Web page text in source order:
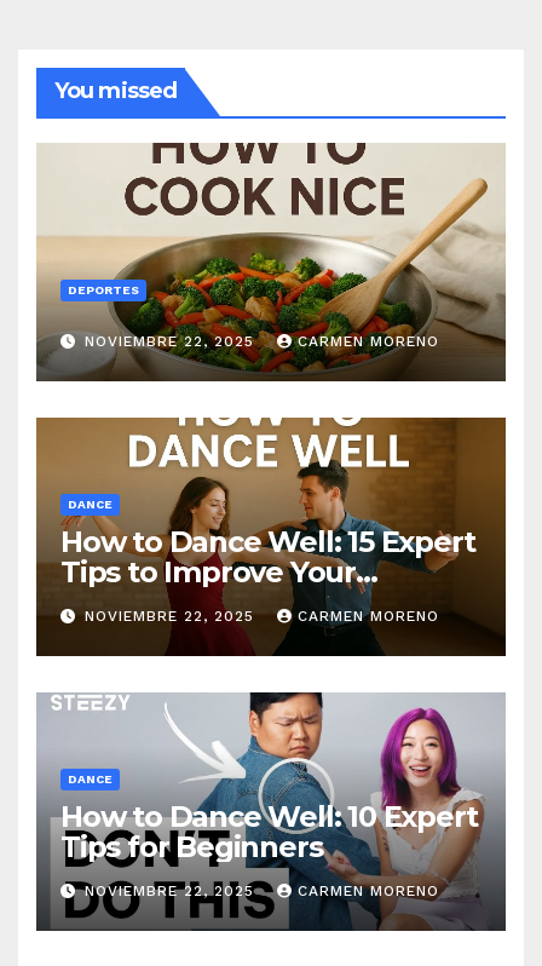
You missed
DEPORTES
NOVIEMBRE 22, 2025 CARMEN MORENO
DANCE
How to Dance Well: 15 Expert
Tips to Improve Your
Dancing Skills Fast
NOVIEMBRE 22, 2025 CARMEN MORENO
DANCE
How to Dance Well: 10 Expert
Tips for Beginners
NOVIEMBRE 22, 2025 CARMEN MORENO